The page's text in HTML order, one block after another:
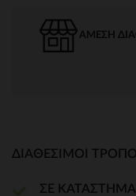
ΆΜΕΣΗ
ΔΙΑΘΈΣΙΜΟΙ
ΣΕ ΚΑΤΑΣΤΗΜΑ